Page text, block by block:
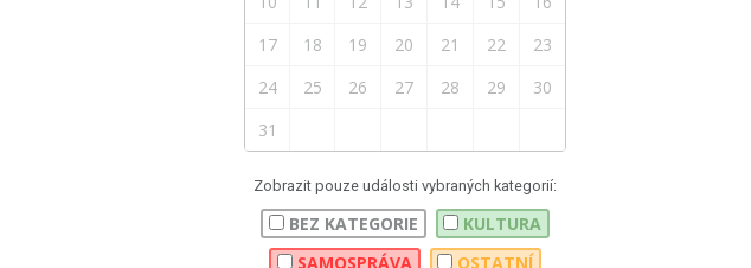
17
18 19 20 21 22
23
24
25 26 27 28 29
30
31
Zobrazit pouze události vybraných kategorií:
BEZ KATEGORIE
KULTURA
SAMOSPRÁVA
OSTATNÍ